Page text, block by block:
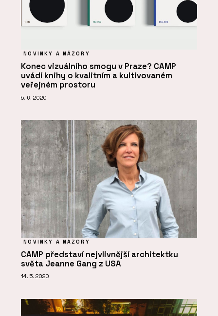
NOVINKY A NÁZORY
Konec vizuálního smogu v Praze? CAMP
uvádí knihy o kvalitním a kultivovaném
veřejném prostoru
5. 6. 2020
NOVINKY A NÁZORY
CAMP představí nejvlivnější architektku
světa Jeanne Gang z USA
14. 5. 2020